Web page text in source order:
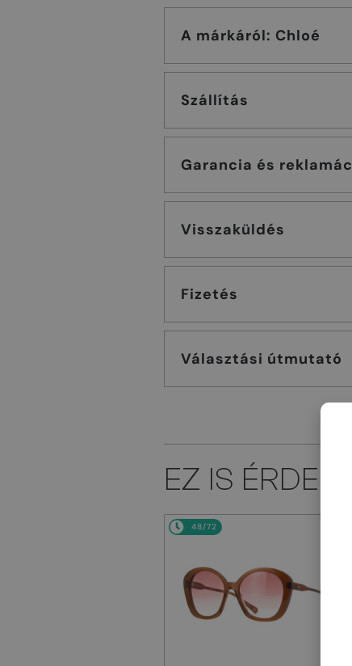
A márkáról: Chloé
Szállítás
Garancia és
Visszaküldés
Fizetés
Választási útmutató
EZ IS
48/72